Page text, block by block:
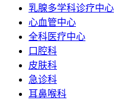
乳腺多学科诊疗中心
心血管中心
全科医疗中心
口腔科
皮肤科
急诊科
耳鼻喉科